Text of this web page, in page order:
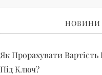
НОВИНИ
Як Прорахувати
Під Ключ?